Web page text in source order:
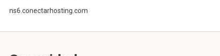
ns6.conectarhosting.com